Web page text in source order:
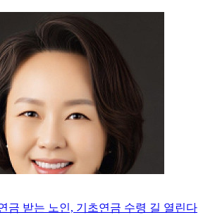
금 받는 노인, 기초연금 수령 길 열린다